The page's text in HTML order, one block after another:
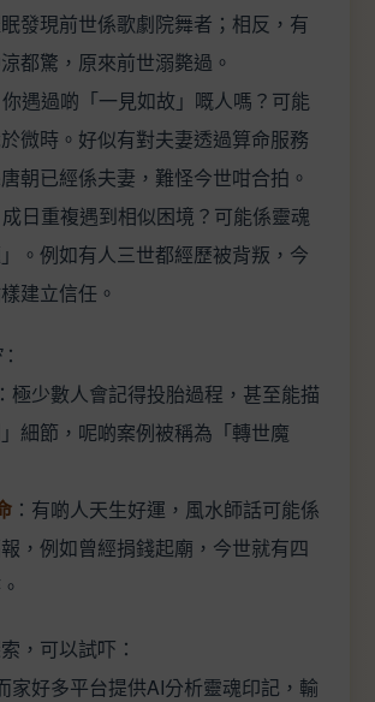
發現前世係歌劇院舞者；相反，有
都驚，原來前世溺斃過。
你遇過啲「一見如故」嘅人嗎？可能
微時。好似有對夫妻透過算命服務
朝已經係夫妻，難怪今世咁合拍。
成日重複遇到相似困境？可能係靈魂
。例如有人三世都經歷被背叛，今
建立信任。
：
：極少數人會記得投胎過程，甚至能描
細節，呢啲案例被稱為「轉世魔
：有啲人天生好運，風水師話可能係
，例如曾經捐錢起廟，今世就有四
，可以試吓：
家好多平台提供AI分析靈魂印記，輸